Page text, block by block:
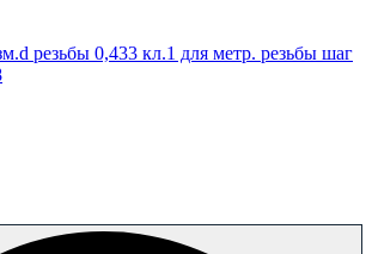
резьбы 0,433 кл.1 для метр. резьбы шаг